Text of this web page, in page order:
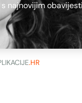
najnovijim
.HR